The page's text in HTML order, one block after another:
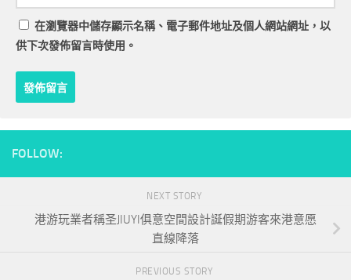
在瀏覽器中儲存顯示名稱、電子郵件地址及個人網站網址，以
供下次發佈留言時使用。
FOLLOW:
NEXT STORY
港游玩業者稱圣JIUYI俱意空間設計誕假期游客來港意愿
直線降落
PREVIOUS STORY